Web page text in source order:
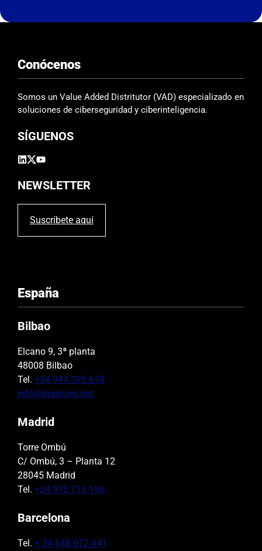
s
c
a
m
p
v
c
o
.
Conócenos
Somos un Value Added Distritutor (VAD) especializado en
soluciones de ciberseguridad y ciberinteligencia.
SÍGUENOS
NEWSLETTER
Suscríbete aquí
España
Bilbao
Elcano 9, 3ª planta
48008 Bilbao
Tel. +34 944 395 678
info@ingecom.net
Madrid
Torre Ombú
C/ Ombú, 3 – Planta 12
28045 Madrid
Tel. +34 915 715 196
Barcelona
Tel. + 34 648 072 441